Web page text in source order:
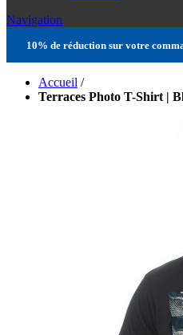
Navigation
10% de réduction sur votre
Accueil /
Terraces Photo T-Shirt |